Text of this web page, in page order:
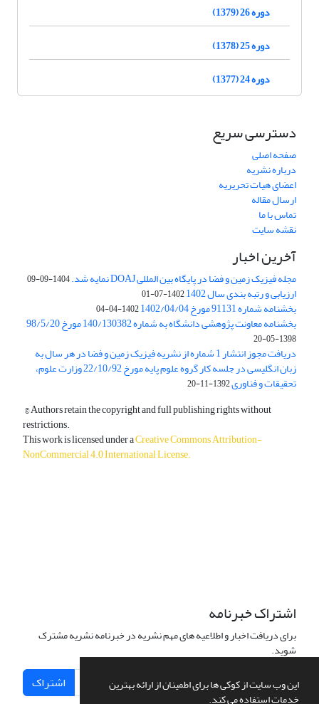
این وب سایت از کوکی ها برای اطمینان از ارائه بهترین
خدمات استفاده می کند.
دوره 26 (1379)
دوره 25 (1378)
دوره 24 (1377)
دسترسی سریع
صفحه اصلی
درباره نشریه
اعضای هیات تحریریه
ارسال مقاله
تماس با ما
نقشه سایت
آخرین اخبار
مجله فیزیک زمین و فضا در پایگاه بین المللی DOAJ نمایه شد. 1404-09-09
ارزیابی و رتبه بندی سال 1402 1402-07-01
بخشنامه شماره 91131 مورخ 1402/04/04 1402-04-04
بخشنامه معاونت پژوهشی دانشگاه به شماره 140/130382 مورخ 98/5/20
1398-05-20
دریافت مجوز انتشار 1 شماره از نشریه فیزیک زمین و فضا در هر سال به
زبان انگلیسی در جلسه کار گروه علوم پایه مورخ 22/10/92 وزارت علوم،
تحقیقات و فناوری1392-11-20
© Authors retain the copyright and full publishing rights without
restrictions.
This work is licensed under aCreative Commons Attribution-
NonCommercial 4.0 International License.
اشتراک خبرنامه
برای دریافت اخبار و اطلاعیه های مهم نشریه در خبرنامه نشریه مشترک
شوید.
اشتراک